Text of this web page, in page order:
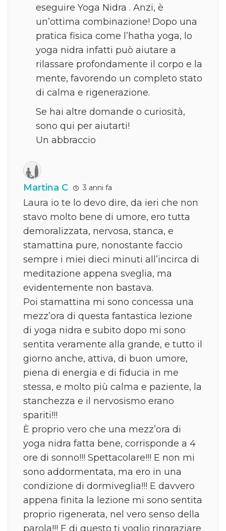
eseguire Yoga Nidra . Anzi, è
un’ottima combinazione! Dopo una
pratica fisica come l’hatha yoga, lo
yoga nidra infatti può aiutare a
rilassare profondamente il corpo e la
mente, favorendo un completo stato
di calma e rigenerazione.
Se hai altre domande o curiosità,
sono qui per aiutarti!
Un abbraccio
Martina C 3 anni fa
Laura io te lo devo dire, da ieri che non
stavo molto bene di umore, ero tutta
demoralizzata, nervosa, stanca, e
stamattina pure, nonostante faccio
sempre i miei dieci minuti all’incirca di
meditazione appena sveglia, ma
evidentemente non bastava.
Poi stamattina mi sono concessa una
mezz’ora di questa fantastica lezione
di yoga nidra e subito dopo mi sono
sentita veramente alla grande, e tutto il
giorno anche, attiva, di buon umore,
piena di energia e di fiducia in me
stessa, e molto più calma e paziente, la
stanchezza e il nervosismo erano
spariti!!!
È proprio vero che una mezz’ora di
yoga nidra fatta bene, corrisponde a 4
ore di sonno!!! Spettacolare!!! E non mi
sono addormentata, ma ero in una
condizione di dormiveglia!!! E davvero
appena finita la lezione mi sono sentita
proprio rigenerata, nel vero senso della
parola!!! E di questo ti voglio ringraziare